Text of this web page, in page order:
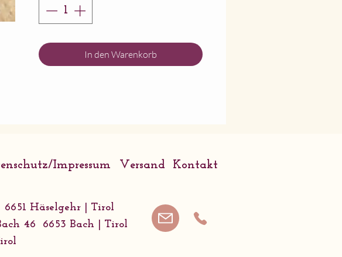
Glasperle
In den Warenkorb
Impressum Versand Kontakt
Häselgehr | Tirol
46 6653 Bach | Tirol